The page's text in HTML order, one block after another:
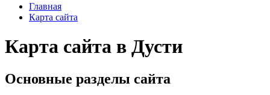
Главная
Карта сайта
Карта сайта в Дусти
Основные разделы сайта